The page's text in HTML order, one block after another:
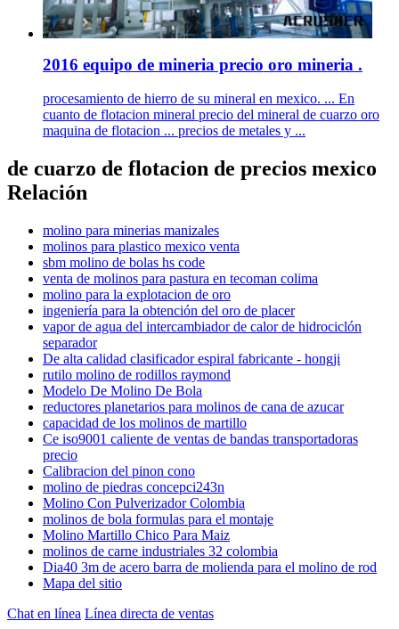
2016 equipo de mineria precio oro mineria .
procesamiento de hierro de su mineral en mexico. ... En
cuanto de flotacion mineral precio del mineral de cuarzo oro
maquina de flotacion ... precios de metales y ...
de cuarzo de flotacion de precios mexico
Relación
molino para minerias manizales
molinos para plastico mexico venta
sbm molino de bolas hs code
venta de molinos para pastura en tecoman colima
molino para la explotacion de oro
ingeniería para la obtención del oro de placer
vapor de agua del intercambiador de calor de hidrociclón
separador
De alta calidad clasificador espiral fabricante - hongji
rutilo molino de rodillos raymond
Modelo De Molino De Bola
reductores planetarios para molinos de cana de azucar
capacidad de los molinos de martillo
Ce iso9001 caliente de ventas de bandas transportadoras
precio
Calibracion del pinon cono
molino de piedras concepci243n
Molino Con Pulverizador Colombia
molinos de bola formulas para el montaje
Molino Martillo Chico Para Maiz
molinos de carne industriales 32 colombia
Dia40 3m de acero barra de molienda para el molino de rod
Mapa del sitio
Chat en línea Línea directa de ventas